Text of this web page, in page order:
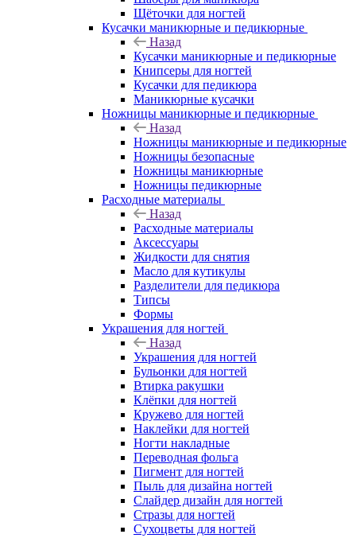
Щёточки для ногтей
Кусачки маникюрные и педикюрные
Назад
Кусачки маникюрные и педикюрные
Книпсеры для ногтей
Кусачки для педикюра
Маникюрные кусачки
Ножницы маникюрные и педикюрные
Назад
Ножницы маникюрные и педикюрные
Ножницы безопасные
Ножницы маникюрные
Ножницы педикюрные
Расходные материалы
Назад
Расходные материалы
Аксессуары
Жидкости для снятия
Масло для кутикулы
Разделители для педикюра
Типсы
Формы
Украшения для ногтей
Назад
Украшения для ногтей
Бульонки для ногтей
Втирка ракушки
Клёпки для ногтей
Кружево для ногтей
Наклейки для ногтей
Ногти накладные
Переводная фольга
Пигмент для ногтей
Пыль для дизайна ногтей
Слайдер дизайн для ногтей
Стразы для ногтей
Сухоцветы для ногтей